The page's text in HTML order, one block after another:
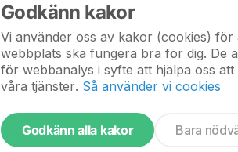
Hela
Godkänn kakor
Vi använder oss av kakor (cookies) för
webbplats ska fungera bra för dig. De
för webbanalys i syfte att hjälpa oss
våra tjänster. Så använder vi cookies
Godkänn alla kakor Bara